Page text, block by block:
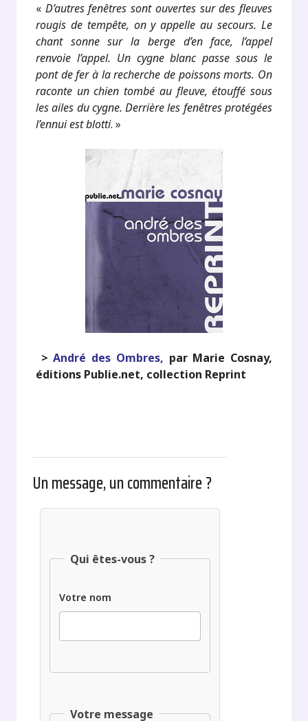
« D’autres fenêtres sont ouvertes sur des fleuves
rougis de tempête, on y appelle au secours. Le
chant sonne sur la berge d’en face, l’appel
renvoie l’appel. Un cygne blanc passe sous le
pont de fer à la recherche de poissons morts. On
raconte un chien tombé au fleuve, étouffé sous
les ailes du cygne. Derrière les fenêtres protégées
l’ennui est blotti. »
>André des Ombres, par Marie Cosnay,
éditions Publie.net, collection Reprint
Un message, un commentaire ?
Qui êtes-vous ?
Votre nom
Votre message